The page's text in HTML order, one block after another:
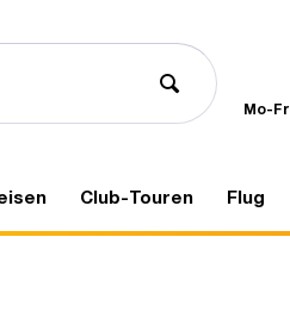
Mo-Fr
Club-Touren Flug